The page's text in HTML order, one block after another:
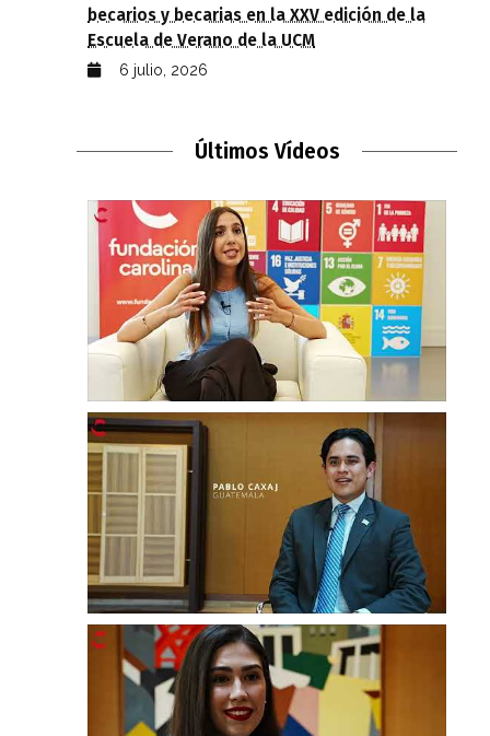
becarios y becarias en la XXV edición de la
Escuela de Verano de la UCM
6 julio, 2026
Últimos Vídeos